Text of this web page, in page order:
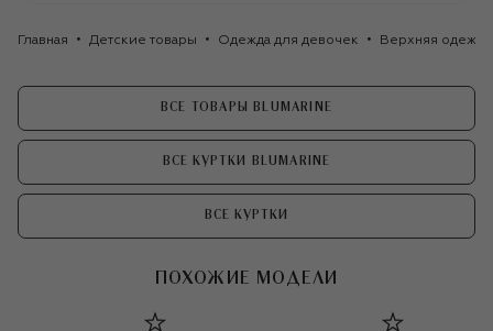
Главная Детские товары Одежда для девочек Верхняя
ВСЕ ТОВАРЫ BLUMARINE
ВСЕ КУРТКИ BLUMARINE
ВСЕ КУРТКИ
ПОХОЖИЕ МОДЕЛИ